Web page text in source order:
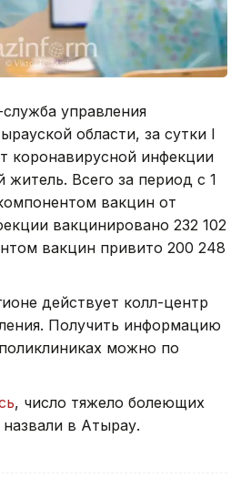
управления
области, за сутки I
коронавирусной инфекции
житель. Всего за период с 1
вакцин от
вакцинировано 232 102
вакцин привито 200 248
действует колл-центр
Получить информацию
можно по
, число тяжело болеющих
в Атырау.